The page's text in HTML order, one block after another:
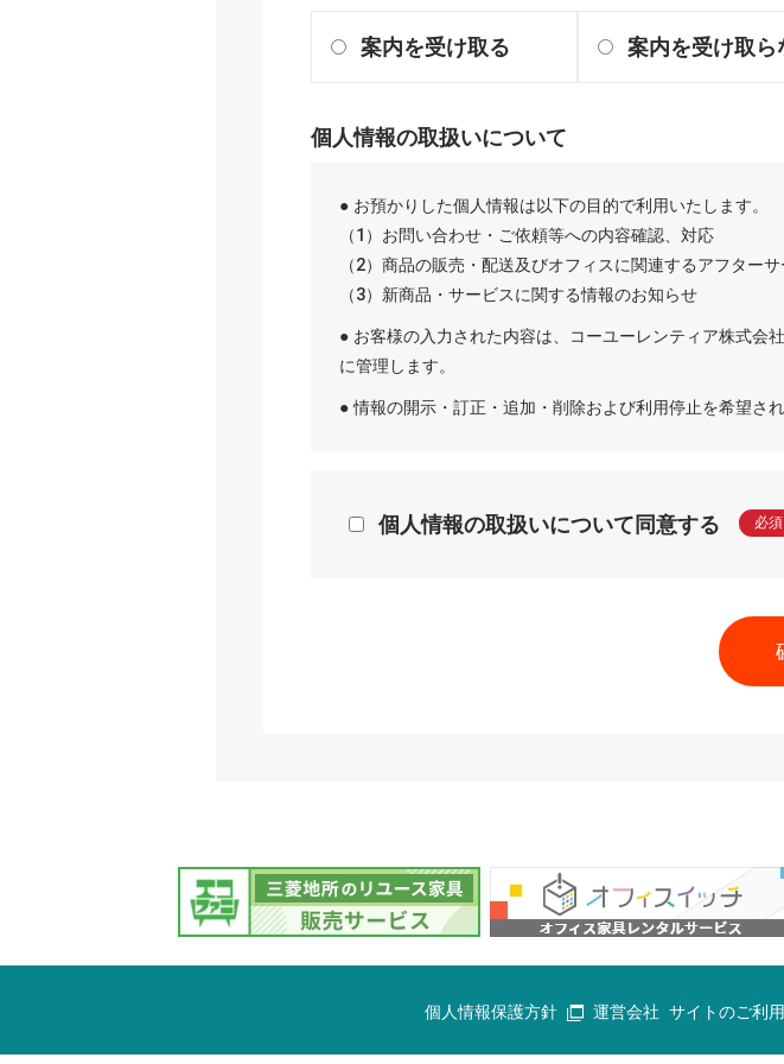
案内を受け取る 案内を受け取ら
個人情報の取扱いについて
● お預かりした個人情報は以下の目的で利用いたします。
（1）お問い合わせ・ご依頼等への内容確認、対応
（2）商品の販売・配送及びオフィスに関連するアフター
（3）新商品・サービスに関する情報のお知らせ
● お客様の入力された内容は、 コーユーレンティア株式会社
に管理します。
● 情報の開示・訂正・追加・削除および利用停止を希望さ
個人情報の取扱いについて同意する 必須
個人情報保護方針 運営会社 サイトのご利